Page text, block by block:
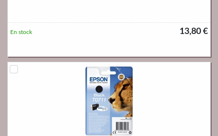
13,80 €
En stock